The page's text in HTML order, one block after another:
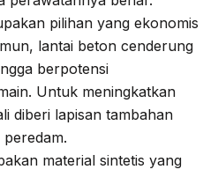
pilihan yang ekonomis
lantai beton cenderung
berpotensi
Untuk meningkatkan
diberi lapisan tambahan
material sintetis yang